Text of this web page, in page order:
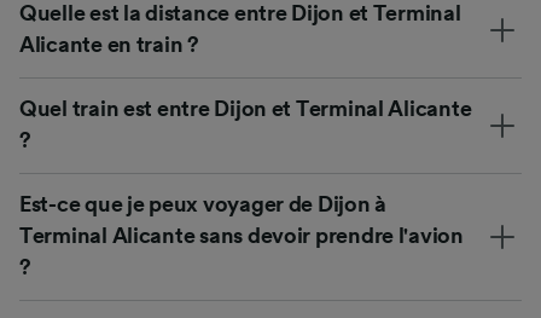
Quelle est la distance entre Dijon et Terminal
Alicante en train ?
Quel train est entre Dijon et Terminal Alicante
?
Est-ce que je peux voyager de Dijon à
Terminal Alicante sans devoir prendre l'avion
?